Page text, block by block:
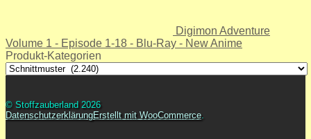
Digimon Adventure
Volume 1 - Episode 1-18 - Blu-Ray - New Anime
Produkt-Kategorien
© Stoffzauberland 2026
DatenschutzerklärungErstellt mit WooCommerce.